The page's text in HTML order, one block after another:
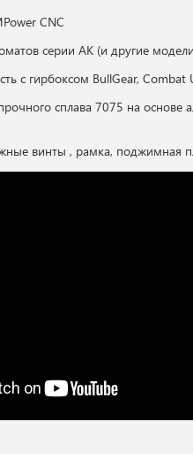
CNC
серии АК (и другие
с гирбоксом BullGear, Combat
сплава 7075 на
винты , рамка, поджимная